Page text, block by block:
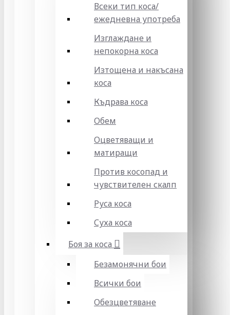
Всеки тип коса/
ежедневна употреба
Изглаждане и
непокорна коса
Изтощена и накъсана
коса
Къдрава коса
Обем
Оцветяващи и
матиращи
Против косопад и
чувствителен скалп
Руса коса
Суха коса
Боя за коса
Безамонячни бои
Всички бои
Обезцветяване